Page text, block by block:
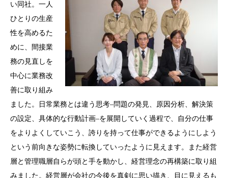
い同社。一人
ひとりの生産
性を高めるた
めに、間接業
務の見直しを
中心に業務改
善に取り組み
ました。日常業務とは違う思考–問題の発見、原因分析、解決策
の設定、具体的な行動計画–を展開していく過程で、自分の仕事
をよりよくしていこう、誇りを持って仕事ができるようにしよう
という前向きな姿勢に転換していったように見えます。また経営
層と管理職層自らが頭と手を動かし、経営理念の再構築に取り組
みました。経営層が会社の今後を真剣に思い描き、目に見えるも